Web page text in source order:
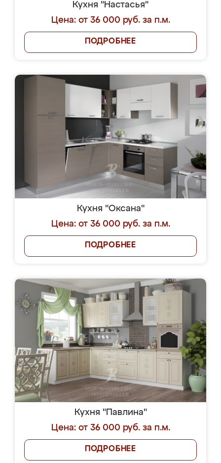
Кухня "Настасья"
Цена: от 36 000 руб. за п.м.
ПОДРОБНЕЕ
Кухня "Оксана"
Цена: от 36 000 руб. за п.м.
ПОДРОБНЕЕ
Кухня "Павлина"
Цена: от 36 000 руб. за п.м.
ПОДРОБНЕЕ